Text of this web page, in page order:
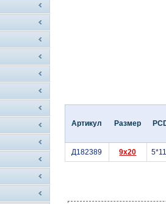
Артикул Размер
Д182389 9x20